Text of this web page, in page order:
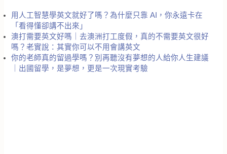
用人工智慧學英文就好了嗎？為什麼只靠 AI，你永遠卡在
「看得懂卻講不出來」
澳打需要英文好嗎｜去澳洲打工度假，真的不需要英文很好
嗎？老實說：其實你可以不用會講英文
你的老師真的留過學嗎？別再聽沒有夢想的人給你人生建議
｜出國留學，是夢想，更是一次現實考驗